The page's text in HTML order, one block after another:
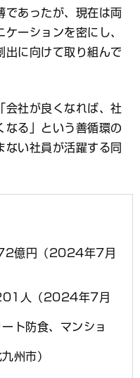
であったが、現在は両
ーションを密にし、
出に向けて取り組んで
社が良くなれば、社
なる」という善循環の
ない社員が活躍する同
億円（2024年7月
人（2024年7月
ト防食、マンショ
州市）